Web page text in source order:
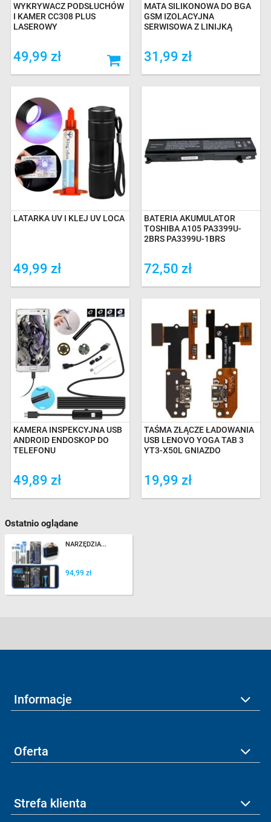
WYKRYWACZ PODSŁUCHÓW
I KAMER CC308 PLUS
LASEROWY
49,99 zł
MATA SILIKONOWA DO BGA
GSM IZOLACYJNA
SERWISOWA Z LINIJKĄ
31,99 zł
LATARKA UV I KLEJ UV LOCA
49,99 zł
BATERIA AKUMULATOR
TOSHIBA A105 PA3399U-
2BRS PA3399U-1BRS
72,50 zł
KAMERA INSPEKCYJNA USB
ANDROID ENDOSKOP DO
TELEFONU
49,89 zł
TAŚMA ZŁĄCZE ŁADOWANIA
USB LENOVO YOGA TAB 3
YT3-X50L GNIAZDO
19,99 zł
Ostatnio oglądane
NARZĘDZIA...
94,99 zł
Informacje
Oferta
Strefa klienta